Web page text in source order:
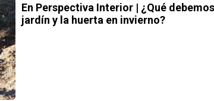
En Perspectiva Interior | ¿Qué
jardín y la huerta en invierno?